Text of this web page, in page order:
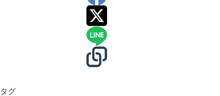
タグ